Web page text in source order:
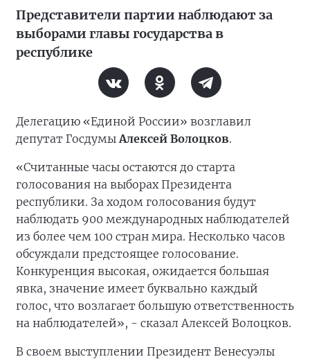
Представители партии наблюдают за
выборами главы государства в
республике
Делегацию «Единой России» возглавил
депутат ГосдумыАлексей Волоцков.
«Считанные часы остаются до старта
голосования на выборах Президента
республики. За ходом голосования будут
наблюдать 900 международных наблюдателей
из более чем 100 стран мира. Несколько часов
обсуждали предстоящее голосование.
Конкуренция высокая, ожидается большая
явка, значение имеет буквально каждый
голос, что возлагает большую ответственность
на наблюдателей», - сказал Алексей Волоцков.
В своем выступлении Президент Венесуэлы